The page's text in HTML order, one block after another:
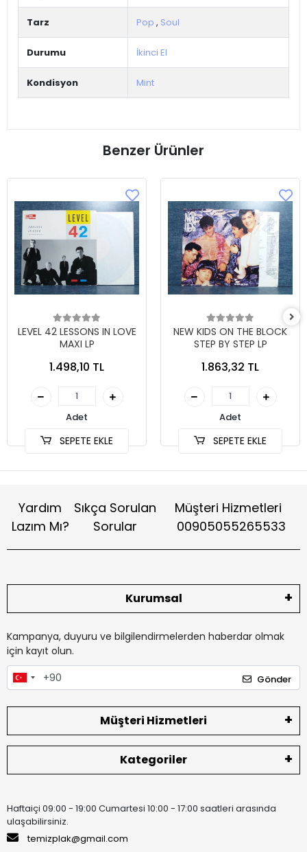
Tarz Pop , Soul
Durumu İkinci El
Kondisyon Mint
Benzer Ürünler
LEVEL 42 LESSONS IN LOVE
MAXI LP
1.498,10 TL
Adet
SEPETE EKLE
NEW KIDS ON THE BLOCK
STEP BY STEP LP
1.863,32 TL
Adet
SEPETE EKLE
Yardım
Lazım Mı?
Sıkça Sorulan
Sorular
Müşteri Hizmetleri
00905055265533
Kurumsal
Kampanya, duyuru ve bilgilendirmelerden haberdar olmak
için kayıt olun.
Gönder
Müşteri Hizmetleri
Kategoriler
Haftaiçi 09:00 - 19:00 Cumartesi 10:00 - 17:00 saatleri arasında
ulaşabilirsiniz.
temizplak@gmail.com